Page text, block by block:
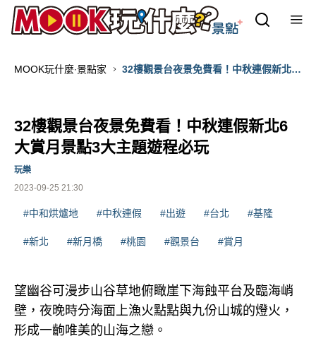
MOOK玩什麼‧景點家
32樓觀景台夜景免費看！中秋連假新北6
32樓觀景台夜景免費看！中秋連假新北6
大賞月景點3大主題遊程必玩
2023-09-25 21:30
玩樂
#中和烘爐地 #中秋連假 #出遊 #台北 #基隆
#新北 #新月橋 #桃園 #觀景台 #賞月
望幽谷可漫步山谷草地俯瞰崖下海蝕平台及臨海峭
壁，夜晚時分海面上漁火點點與九份山城的燈火，
形成一齣唯美的山海之戀。